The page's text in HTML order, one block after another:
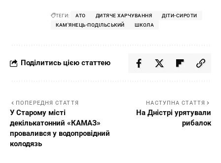
ТЕГИ: АТО ДИТЯЧЕ ХАРЧУВАННЯ
ДІТИ-СИРОТИ
КАМ'ЯНЕЦЬ-ПОДІЛЬСЬКИЙ
ШКОЛА
Поділитись цією статтею
ПОПЕРЕДНЯ СТАТТЯ
У Старому місті
декількатонний «КАМАЗ»
провалився у водопровідний
колодязь
НАСТУПНА СТАТТЯ
На Дністрі урятували
рибалок